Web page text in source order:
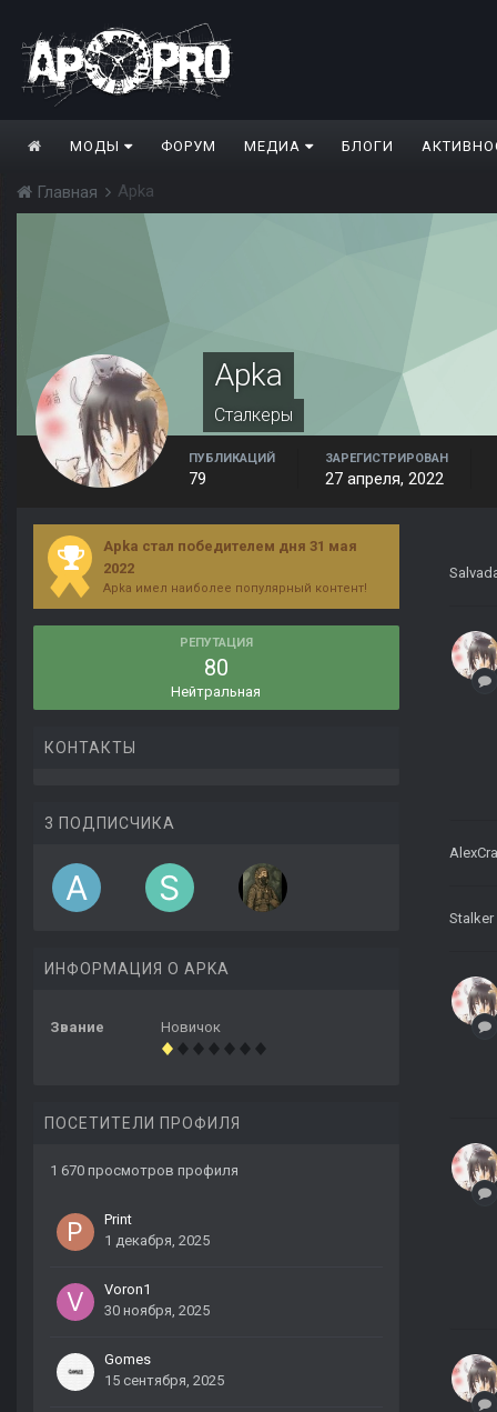
МОДЫ ФОРУМ МЕДИА БЛОГИ
Главная Apka
Apka
Сталкеры
ПУБЛИКАЦИЙ
79
ЗАРЕГИСТРИРОВАН
27 апреля, 2022
Apka стал победителем дня 31 мая
2022
Apka имел наиболее популярный контент!
РЕПУТАЦИЯ
80
Нейтральная
КОНТАКТЫ
3 ПОДПИСЧИКА
ИНФОРМАЦИЯ О APKA
Звание Новичок
ПОСЕТИТЕЛИ ПРОФИЛЯ
1 670 просмотров профиля
Print
1 декабря, 2025
Voron1
30 ноября, 2025
Gomes
15 сентября, 2025